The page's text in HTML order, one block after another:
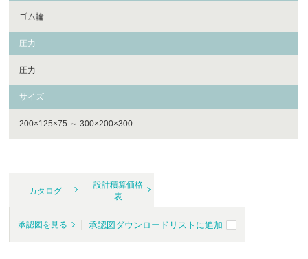
ゴム輪
圧力
圧力
サイズ
200×125×75 ～ 300×200×300
カタログ
設計積算価格
表
承認図を見る 承認図ダウンロードリストに追加